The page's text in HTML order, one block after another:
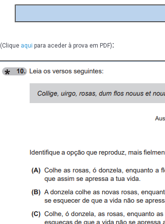
(Clique aqui para aceder à prova em PDF):